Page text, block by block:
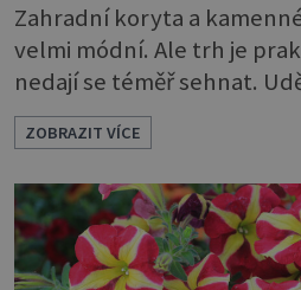
Zahradní koryta a
velmi módní. Ale trh je
nedají se téměř sehnat.
která je téměř k
Ozdobte se zahradu
nádobami z umělého
udělat sami. Z hmoty,
co víc, můžete si
jak bude velký i jaký mu
ZOBRAZIT VÍCE